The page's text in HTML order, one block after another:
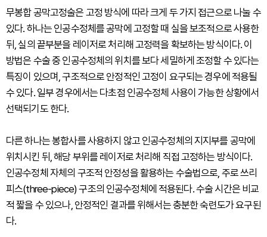
무봉합 공막고정술은 고정 방식에 따라 크게 두 가지 접근으로 나눌 수
있다. 하나는 인공수정체를 공막에 고정할 때 실을 보조적으로 사용한
뒤, 실의 끝부분을 레이저로 처리해 고정력을 확보하는 방식이다. 이
방법은 수술 중 인공수정체의 위치를 보다 세밀하게 조정할 수 있다는
특징이 있으며, 구조적으로 안정적인 고정이 요구되는 경우에 적용될
수 있다. 일부 경우에서는 다초점 인공수정체 사용이 가능한 상황에서
선택되기도 한다.
다른 하나는 봉합사를 사용하지 않고 인공수정체의 지지부를 공막에
위치시킨 뒤, 해당 부위를 레이저로 처리해 직접 고정하는 방식이다.
인공수정체 자체의 구조적 안정성을 활용하는 수술법으로, 주로 쓰리
피스(three-piece) 구조의 인공수정체에 적용된다. 수술 시간은 비교
적 짧을 수 있으나, 안정적인 결과를 위해서는 충분한 숙련도가 요구된
다.